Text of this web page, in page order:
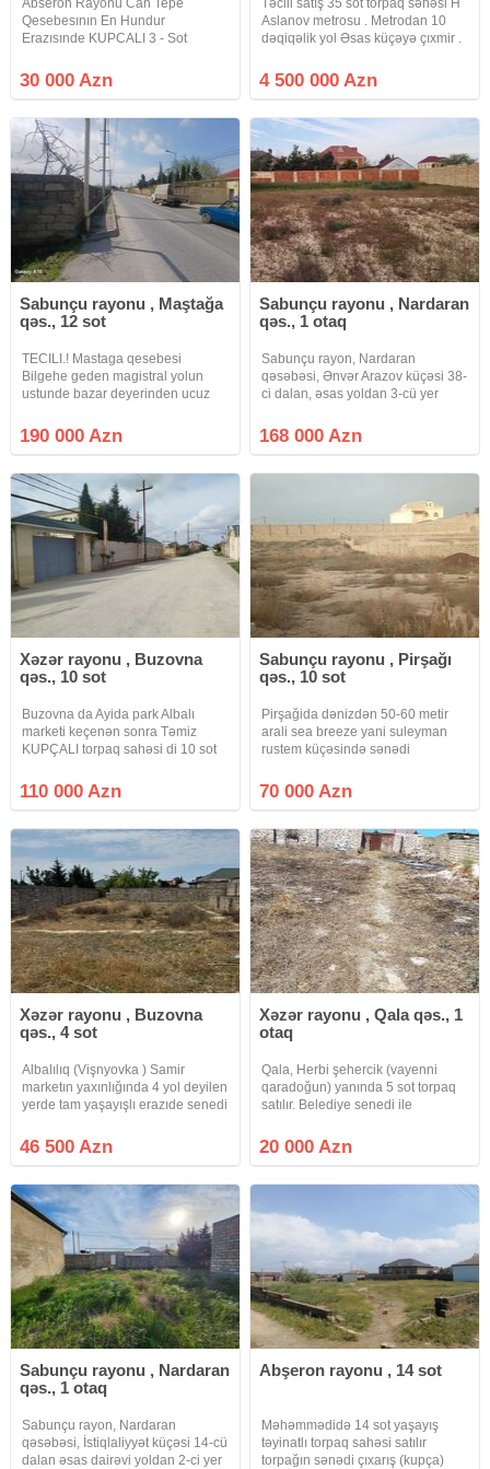
Abseron Rayonu Can Tepe
Qesebesının En Hundur
Erazısınde KUPCALI 3 - Sot
Teyınatı Kend Teserufatıdır.Etrafı
Tam Yasayısdır .Marsurut 142
Erazıdedır.Torpaqın
30 000 Azn
Təcili satış 35 sot torpaq səhəsi H
Aslanov metrosu . Metrodan 10
dəqiqəlik yol Əsas küçəyə çıxmir .
mülkiyyət .Təyinat yaşayış
məntəqələri . Bütün suallar görüş
4 500 000 Azn
Sabunçu rayonu , Maştağa
qəs., 12 sot
TECILI.! Mastaga qesebesi
Bilgehe geden magistral yolun
ustunde bazar deyerinden ucuz
sot torpaq sahesi satilir torpaq
yolun sag qolunda yerlesir olculeri
190 000 Azn
Sabunçu rayonu , Nardaran
qəs., 1 otaq
Sabunçu rayon, Nardaran
qəsəbəsi, Ənvər Arazov küçəsi 38-
ci dalan, əsas yoldan 3-cü yer
satılır Sənəd KUPÇA Kod: Sea
1008 Qeyd: Müştəri tərəfdən ofis
168 000 Azn
Xəzər rayonu , Buzovna
qəs., 10 sot
Buzovna da Ayida park Albalı
marketi keçenən sonra Təmiz
KUPÇALI torpaq sahəsi di 10 sot
xetinə kimi var qiymət sotu 11 min
di ətrafında yaşayış evləri çoxdu
110 000 Azn
Sabunçu rayonu , Pirşağı
qəs., 10 sot
Pirşağida dənizdən 50-60 metir
arali sea breeze yani suleyman
rustem küçəsində sənədi
bələdiyyəsi zaborlu torpaq satılır
içərsində bir otaq tikli hamam
70 000 Azn
Xəzər rayonu , Buzovna
qəs., 4 sot
Albalılıq (Vişnyovka ) Samir
marketın yaxınlığında 4 yol deyilen
yerde tam yaşayışlı erazıde senedi
torpaq sahesı satılır.Ümümi 4 sot (
kupçada 3.42 sot ) dur Qaz işıq
46 500 Azn
Xəzər rayonu , Qala qəs., 1
otaq
Qala, Herbi şehercik (vayenni
qaradoğun) yanında 5 sot torpaq
satılır. Belediye senedi ile
Razılaşmaq olar qiymetde 20.000
manat
20 000 Azn
Sabunçu rayonu , Nardaran
qəs., 1 otaq
Sabunçu rayon, Nardaran
qəsəbəsi, İstiqlaliyyət küçəsi 14-cü
dalan əsas dairəvi yoldan 2-ci yer
Abşeron rayonu , 14 sot
Məhəmmədidə 14 sot yaşayış
təyinatlı torpaq sahəsi satılır
torpağın sənədi çıxarış (kupça)